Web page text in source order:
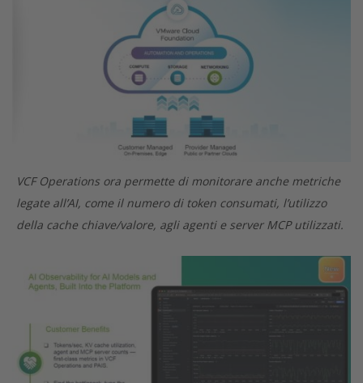
VCF Operations ora permette di monitorare anche metriche
legate all’AI, come il numero di token consumati, l’utilizzo
della cache chiave/valore, agli agenti e server MCP utilizzati.